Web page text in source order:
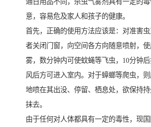
通日用品不同，杀虫气雾剂具有一定的
意，容易危及家人和孩子的健康。
首先，正确的使用方法应该是：对准害
者关闭门窗，向空间各方向随意喷射，
雾，数分钟内可使蚊蝇等飞虫，10分钟
风后方可进入室内。对于蟑螂等爬虫，
地喷在其出没、停留、栖息处，欲保持
抹去。
由于任何对人体都具有一定的毒性，现